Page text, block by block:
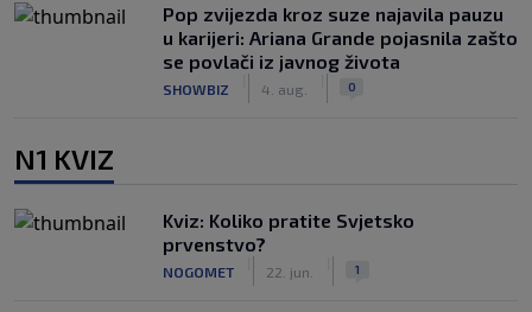
Pop zvijezda kroz suze najavila pauzu
u karijeri: Ariana Grande pojasnila zašto
se povlači iz javnog života
SHOWBIZ 4. aug. 0
N1 KVIZ
Kviz: Koliko pratite Svjetsko
prvenstvo?
NOGOMET 22. jun. 1